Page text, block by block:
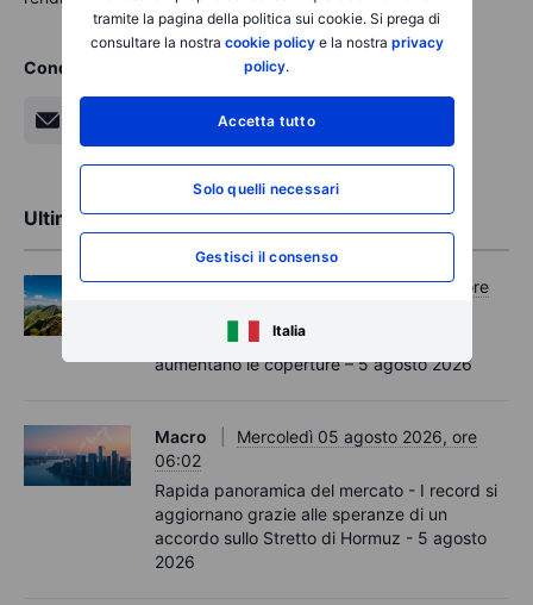
tramite la pagina della politica sui cookie. Si prega di
consultare la nostra cookie policye la nostra privacy
policy.
Accetta tutto
Solo quelli necessari
Gestisci il consenso
Italia
Condividi
Ultime analisi di mercato
Opzioni
Mercoledì 05 agosto 2026, ore
Options Brief - I record si estendono,
aumentano le coperture – 5 agosto 2026
Macro
Mercoledì 05 agosto 2026, ore
06:02
Rapida panoramica del mercato - I record si
aggiornano grazie alle speranze di un
accordo sullo Stretto di Hormuz - 5 agosto
2026